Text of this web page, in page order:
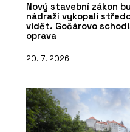
Nový stavební zákon
nádraží vykopali
vidět. Gočárovo
oprava
20. 7. 2026